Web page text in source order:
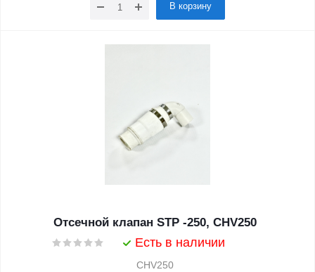
В корзину
Отсечной клапан STP -250, CHV250
Есть в наличии
CHV250